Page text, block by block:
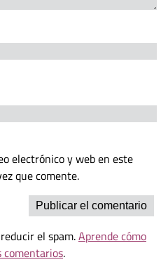
electrónico y web en este
que comente.
el spam.Aprende cómo
comentarios.